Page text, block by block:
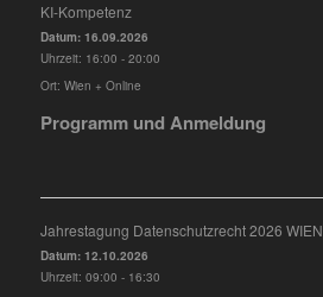
KI-Kompetenz
Datum: 16.09.2026
Uhrzeit: 16:00 - 20:00
Ort: Wien + Online
Programm und Anmeldung
Jahrestagung Datenschutzrecht 2026 WIEN
Datum: 12.10.2026
Uhrzeit: 09:00 - 16:30